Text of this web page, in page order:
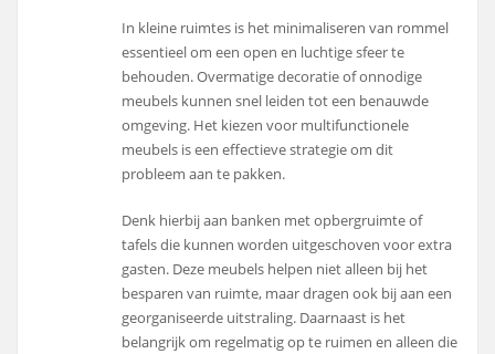
In kleine ruimtes is het minimaliseren van rommel
essentieel om een open en luchtige sfeer te
behouden. Overmatige decoratie of onnodige
meubels kunnen snel leiden tot een benauwde
omgeving. Het kiezen voor multifunctionele
meubels is een effectieve strategie om dit
probleem aan te pakken.
Denk hierbij aan banken met opbergruimte of
tafels die kunnen worden uitgeschoven voor extra
gasten. Deze meubels helpen niet alleen bij het
besparen van ruimte, maar dragen ook bij aan een
georganiseerde uitstraling. Daarnaast is het
belangrijk om regelmatig op te ruimen en alleen die